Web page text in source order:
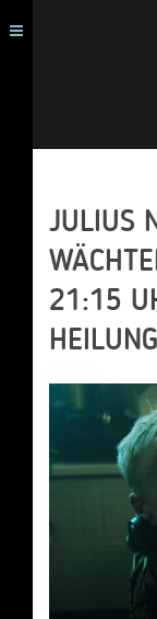
JULIUS
21:15